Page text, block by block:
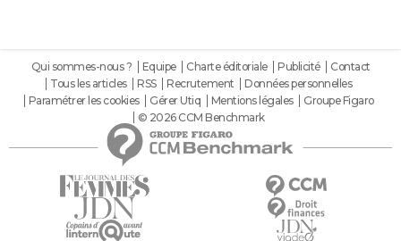
Qui sommes-nous ? Equipe Charte éditoriale Publicité
Contact
Tous les articles
RSS Recrutement
Données personnelles
Paramétrer les cookies
Gérer Utiq Mentions légales
Groupe Figaro
© 2026 CCM Benchmark